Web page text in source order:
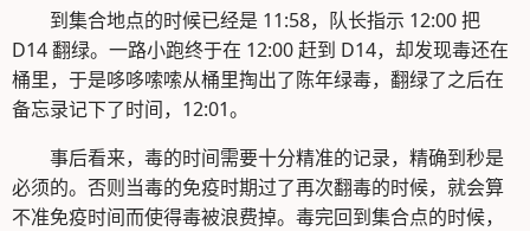
到集合地点的时候已经是 11:58，队长指示 12:00 把
D14 翻绿。一路小跑终于在 12:00 赶到 D14，却发现毒还在
桶里，于是哆哆嗦嗦从桶里掏出了陈年绿毒，翻绿了之后在
备忘录记下了时间，12:01。
事后看来，毒的时间需要十分精准的记录，精确到秒是
必须的。否则当毒的免疫时期过了再次翻毒的时候，就会算
不准免疫时间而使得毒被浪费掉。毒完回到集合点的时候，